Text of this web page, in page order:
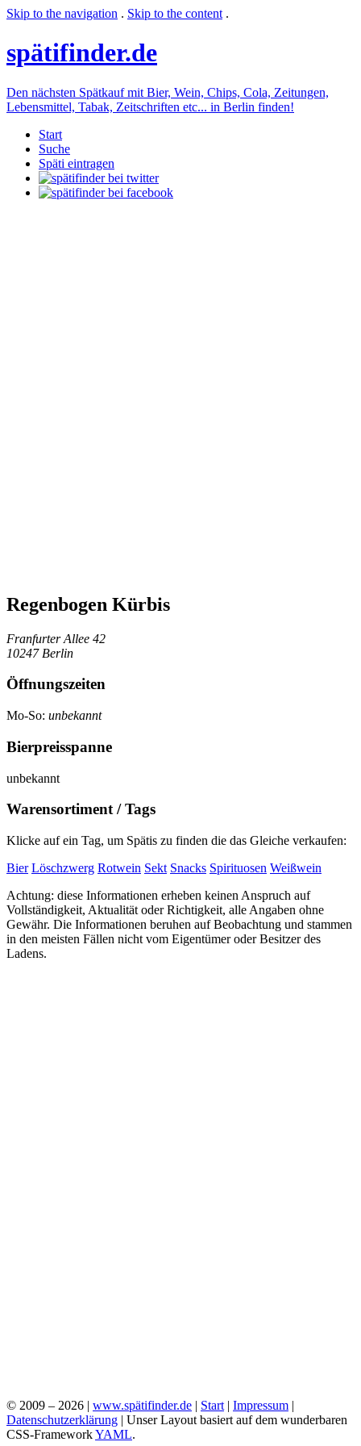
Skip to the navigation . Skip to the content .
spätifinder.de
Den nächsten Spätkauf mit Bier, Wein, Chips, Cola, Zeitungen,
Lebensmittel, Tabak, Zeitschriften etc... in Berlin finden!
Start
Suche
Späti eintragen
Regenbogen Kürbis
Franfurter Allee 42
10247 Berlin
Öffnungszeiten
Mo-So: unbekannt
Bierpreisspanne
unbekannt
Warensortiment / Tags
Klicke auf ein Tag, um Spätis zu finden die das Gleiche verkaufen:
Bier Löschzwerg Rotwein Sekt Snacks Spirituosen Weißwein
Achtung: diese Informationen erheben keinen Anspruch auf
Vollständigkeit, Aktualität oder Richtigkeit, alle Angaben ohne
Gewähr. Die Informationen beruhen auf Beobachtung und stammen
in den meisten Fällen nicht vom Eigentümer oder Besitzer des
Ladens.
© 2009 – 2026 | www.spätifinder.de | Start | Impressum |
Datenschutzerklärung | Unser Layout basiert auf dem wunderbaren
CSS-FrameworkYAML.